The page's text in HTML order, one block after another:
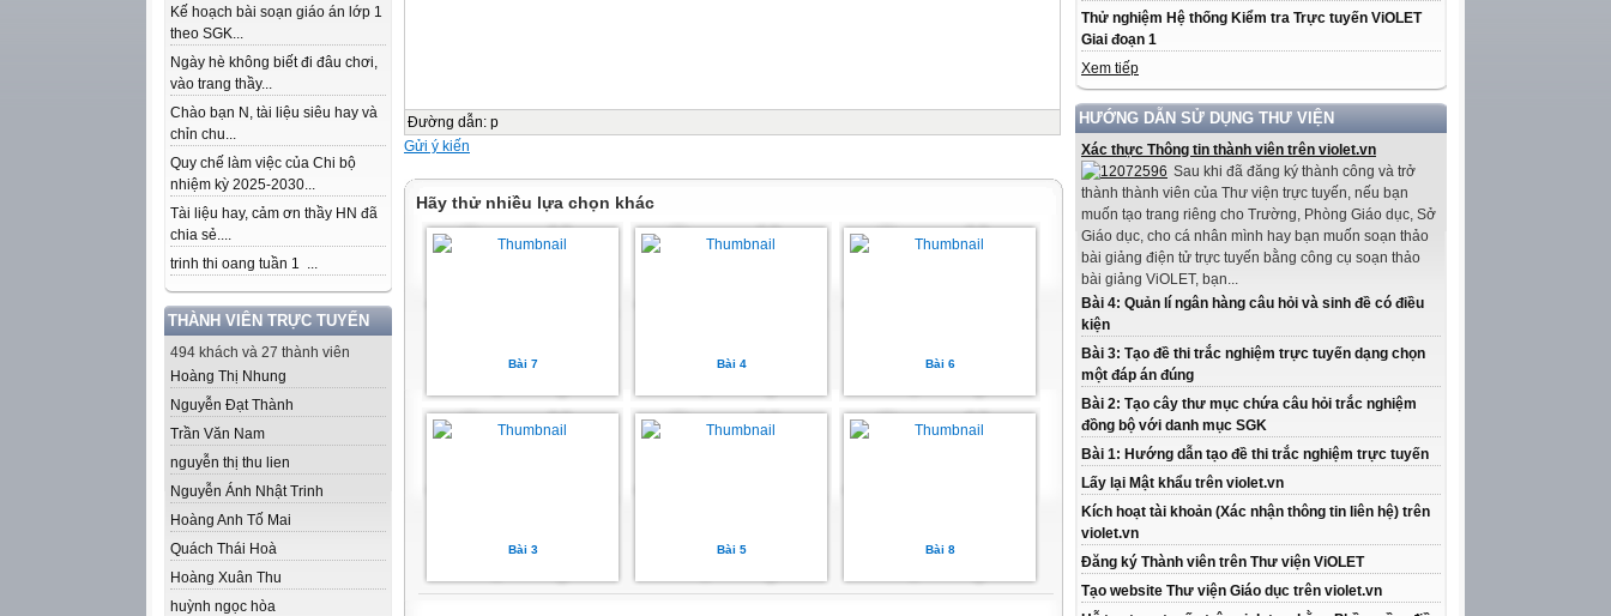
Kế hoạch bài soạn giáo án lớp 1
theo SGK...
Ngày hè không biết đi đâu chơi,
vào trang thầy...
Chào bạn N, tài liệu siêu hay và
chỉn chu...
Quy chế làm việc của Chi bộ
nhiệm kỳ 2025-2030...
Tài liệu hay, cảm ơn thầy HN đã
chia sẻ....
trinh thi oang tuần 1 ...
THÀNH VIÊN TRỰC TUYẾN
494 khách và 27 thành viên
Hoàng Thị Nhung
Nguyễn Đạt Thành
Trần Văn Nam
nguyễn thị thu lien
Nguyễn Ánh Nhật Trinh
Hoàng Anh Tố Mai
Quách Thái Hoà
Hoàng Xuân Thu
huỳnh ngọc hòa
Thử nghiệm Hệ thống Kiểm tra Trực tuyến ViOLET
Giai đoạn 1
Xem tiếp
HƯỚNG DẪN SỬ DỤNG THƯ VIỆN
Xác thực Thông tin thành viên trên violet.vn
Sau khi đã đăng ký thành công và trở
thành thành viên của Thư viện trực tuyến, nếu bạn
muốn tạo trang riêng cho Trường, Phòng Giáo dục, Sở
Giáo dục, cho cá nhân mình hay bạn muốn soạn thảo
bài giảng điện tử trực tuyến bằng công cụ soạn thảo
bài giảng ViOLET, bạn...
Bài 4: Quản lí ngân hàng câu hỏi và sinh đề có điều
kiện
Bài 3: Tạo đề thi trắc nghiệm trực tuyến dạng chọn
một đáp án đúng
Bài 2: Tạo cây thư mục chứa câu hỏi trắc nghiệm
đồng bộ với danh mục SGK
Bài 1: Hướng dẫn tạo đề thi trắc nghiệm trực tuyến
Lấy lại Mật khẩu trên violet.vn
Kích hoạt tài khoản (Xác nhận thông tin liên hệ) trên
violet.vn
Đăng ký Thành viên trên Thư viện ViOLET
Tạo website Thư viện Giáo dục trên violet.vn
Đường dẫn: p
Gửi ý kiến
Hãy thử nhiều lựa chọn khác
Bài 7 Bài 4 Bài 6
Bài 3 Bài 5 Bài 8